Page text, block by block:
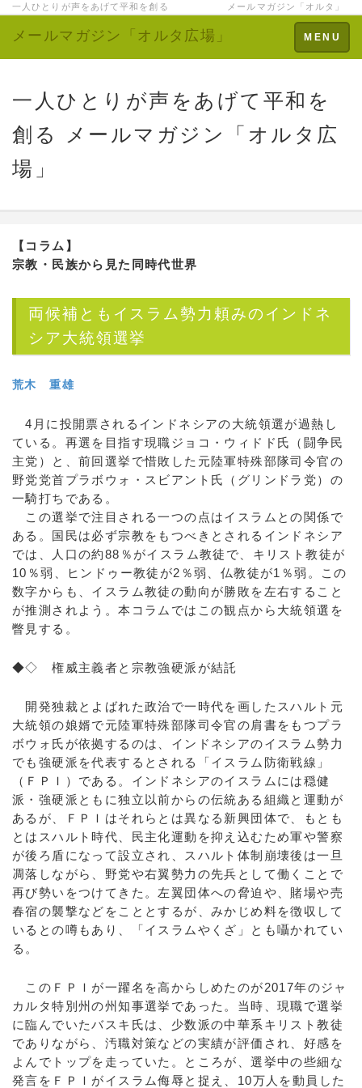
一人ひとりが声をあげて平和を創る メールマガジン「オルタ」
Toggle
navigation
MENU
メールマガジン「オルタ広場」
一人ひとりが声をあげて平和を
創る メールマガジン「オルタ広
場」
【コラム】
宗教・民族から見た同時代世界
両候補ともイスラム勢力頼みのインドネ
シア大統領選挙
荒木 重雄
4月に投開票されるインドネシアの大統領選が過熱し
ている。再選を目指す現職ジョコ・ウィドド氏（闘争民
主党）と、前回選挙で惜敗した元陸軍特殊部隊司令官の
野党党首プラボウォ・スビアント氏（グリンドラ党）の
一騎打ちである。
この選挙で注目される一つの点はイスラムとの関係で
ある。国民は必ず宗教をもつべきとされるインドネシア
では、人口の約88％がイスラム教徒で、キリスト教徒が
10％弱、ヒンドゥー教徒が2％弱、仏教徒が1％弱。この
数字からも、イスラム教徒の動向が勝敗を左右すること
が推測されよう。本コラムではこの観点から大統領選を
瞥見する。
◆◇ 権威主義者と宗教強硬派が結託
開発独裁とよばれた政治で一時代を画したスハルト元
大統領の娘婿で元陸軍特殊部隊司令官の肩書をもつプラ
ボウォ氏が依拠するのは、インドネシアのイスラム勢力
でも強硬派を代表するとされる「イスラム防衛戦線」
（ＦＰＩ）である。インドネシアのイスラムには穏健
派・強硬派ともに独立以前からの伝統ある組織と運動が
あるが、ＦＰＩはそれらとは異なる新興団体で、もとも
とはスハルト時代、民主化運動を抑え込むため軍や警察
が後ろ盾になって設立され、スハルト体制崩壊後は一旦
凋落しながら、野党や右翼勢力の先兵として働くことで
再び勢いをつけてきた。左翼団体への脅迫や、賭場や売
春宿の襲撃などをこととするが、みかじめ料を徴収して
いるとの噂もあり、「イスラムやくざ」とも囁かれてい
る。
このＦＰＩが一躍名を高からしめたのが2017年のジャ
カルタ特別州の州知事選挙であった。当時、現職で選挙
に臨んでいたバスキ氏は、少数派の中華系キリスト教徒
でありながら、汚職対策などの実績が評価され、好感を
よんでトップを走っていた。ところが、選挙中の些細な
発言をＦＰＩがイスラム侮辱と捉え、10万人を動員した